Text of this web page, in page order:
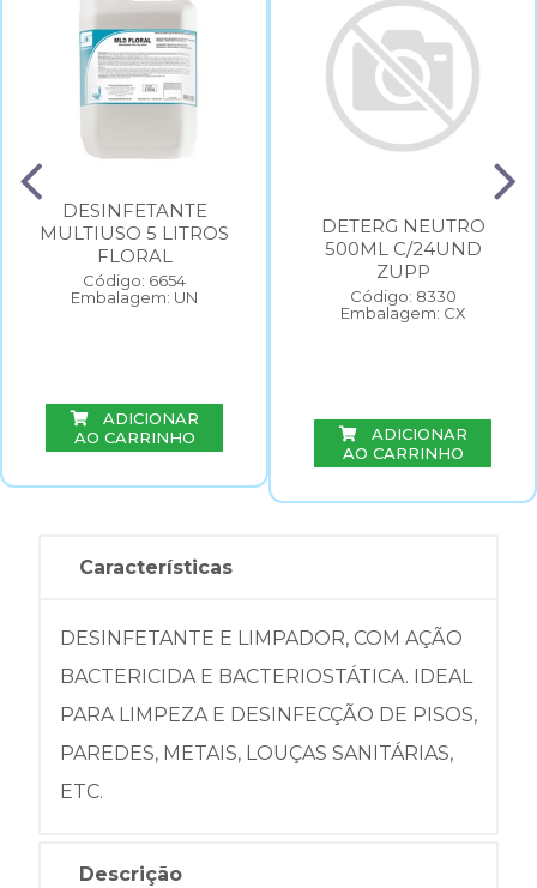
DESINFETANTE
MULTIUSO 5 LITROS
FLORAL
Código: 6654
Embalagem: UN
ADICIONAR
AO CARRINHO
DETERG NEUTRO
500ML C/24UND
ZUPP
Código: 8330
Embalagem: CX
ADICIONAR
AO CARRINHO
Características
DESINFETANTE E LIMPADOR, COM AÇÃO
BACTERICIDA E BACTERIOSTÁTICA. IDEAL
PARA LIMPEZA E DESINFECÇÃO DE PISOS,
PAREDES, METAIS, LOUÇAS SANITÁRIAS,
ETC.
Descrição